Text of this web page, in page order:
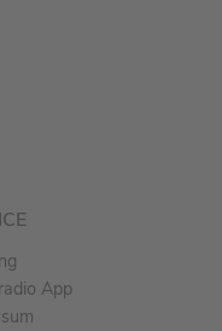
App